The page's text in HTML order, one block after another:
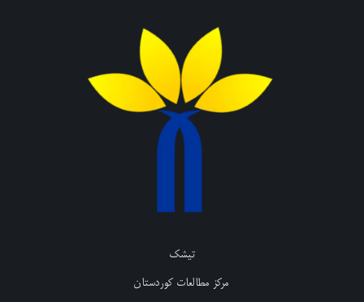
تیشک
مرکز مطالعات کوردستان